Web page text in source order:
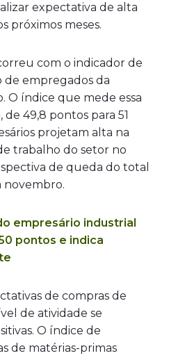
expectativa de alta
próximos meses.
com o indicador de
empregados da
O índice que mede essa
49,8 pontos para 51
projetam alta na
trabalho do setor no
de queda do total
novembro.
empresário industrial
pontos e indica
de compras de
de atividade se
O índice de
de matérias-primas